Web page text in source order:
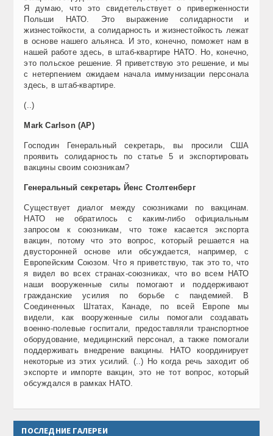
Я думаю, что это свидетельствует о приверженности
Польши НАТО. Это выражение солидарности и
жизнестойкости, а солидарность и жизнестойкость лежат
в основе нашего альянса. И это, конечно, поможет нам в
нашей работе здесь, в штаб-квартире НАТО. Но, конечно,
это польское решение. Я приветствую это решение, и мы
с нетерпением ожидаем начала иммунизации персонала
здесь, в штаб-квартире.
(..)
Mark Carlson (AP)
Господин Генеральный секретарь, вы просили США
проявить солидарность по статье 5 и экспортировать
вакцины своим союзникам?
Генеральный секретарь Йенс Столтенберг
Существует диалог между союзниками по вакцинам.
НАТО не обратилось с каким-либо официальным
запросом к союзникам, что тоже касается экспорта
вакцин, потому что это вопрос, который решается на
двусторонней основе или обсуждается, например, с
Европейским Союзом. Что я приветствую, так это то, что
я видел во всех странах-союзниках, что во всем НАТО
наши вооруженные силы помогают и поддерживают
гражданские усилия по борьбе с пандемией. В
Соединенных Штатах, Канаде, по всей Европе мы
видели, как вооруженные силы помогали создавать
военно-полевые госпитали, предоставляли транспортное
оборудование, медицинский персонал, а также помогали
поддерживать внедрение вакцины. НАТО координирует
некоторые из этих усилий. (..) Но когда речь заходит об
экспорте и импорте вакцин, это не тот вопрос, который
обсуждался в рамках НАТО.
ПОСЛЕДНИЕ ГАЛЕРЕИ